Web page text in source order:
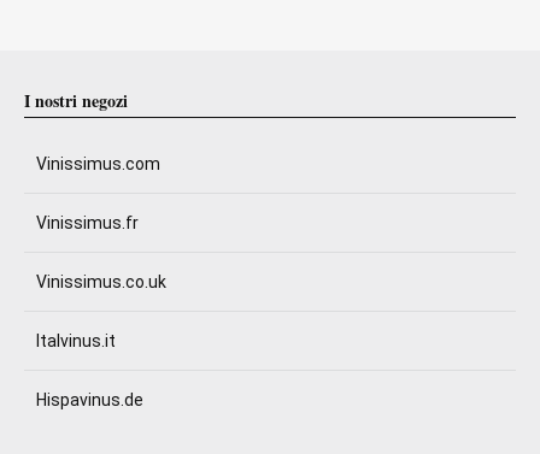
I nostri negozi
Vinissimus.com
Vinissimus.fr
Vinissimus.co.uk
Italvinus.it
Hispavinus.de